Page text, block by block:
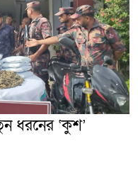
ধরনের ‘কুশ’